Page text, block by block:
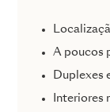
A poucos
Duplexes
Interiores